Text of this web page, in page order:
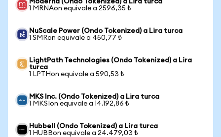
Moderna (Ondo Tokenized) a Lira turca
1 MRNAon equivale a 2596,35 ₺
NuScale Power (Ondo Tokenized) a Lira turca
1 SMRon equivale a 450,77 ₺
LightPath Technologies (Ondo Tokenized) a Lira
turca
1 LPTHon equivale a 590,53 ₺
MKS Inc. (Ondo Tokenized) a Lira turca
1 MKSIon equivale a 14.192,86 ₺
Hubbell (Ondo Tokenized) a Lira turca
1 HUBBon equivale a 24.479,03 ₺